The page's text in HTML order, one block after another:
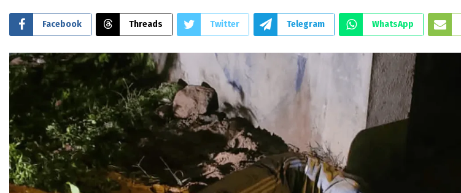
Facebook Threads Twitter Telegram WhatsApp